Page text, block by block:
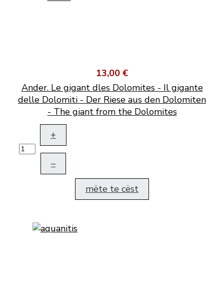
13,00 €
Ander. Le gigant dles Dolomites - Il gigante
delle Dolomiti - Der Riese aus den Dolomiten
- The giant from the Dolomites
+
–
mëte te cëst